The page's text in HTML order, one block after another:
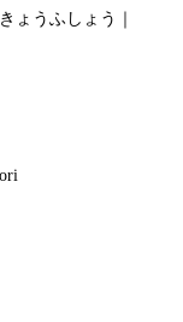
ょうふしょう｜